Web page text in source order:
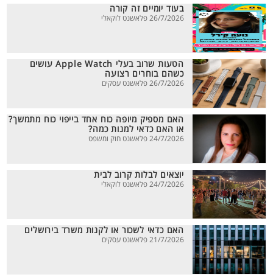
בעוד יומיים זה קורה
26/7/2026 פלאשנט לוקאלי
הטעות שרוב בעלי Apple Watch עושים
כשהם בוחרים רצועה
26/7/2026 פלאשנט עסקים
האם מספיק מיופה כוח אחד בייפוי כוח מתמשך?
או האם כדאי למנות כמה?
24/7/2026 פלאשנט חוק ומשפט
יוצאים לבלות קרוב לבית
24/7/2026 פלאשנט לוקאלי
האם כדאי לשכור או לקנות משרד בירושלים
21/7/2026 פלאשנט עסקים